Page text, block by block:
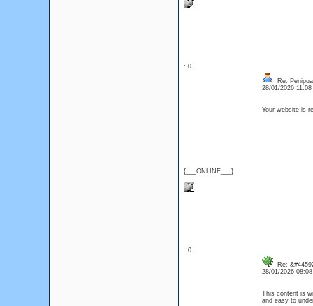
: 0
{___ONLINE___}
Re:
28/01/2026
Your website is
: 0
Re:
28/01/2026
This content is
and easy to